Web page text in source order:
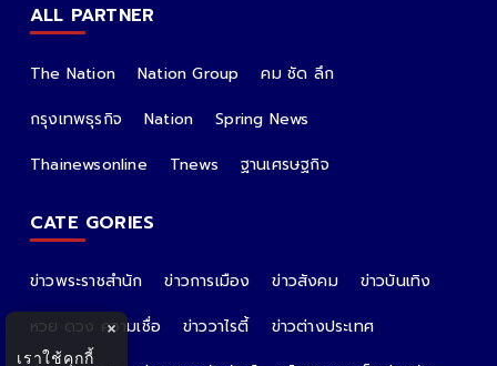
ALL PARTNER
The Nation Nation Group
คม ชัด ลึก
กรุงเทพธุรกิจ
Nation
Spring News
Thainewsonline
Tnews ฐานเศรษฐกิจ
CATE GORIES
ข่าวพระราชสำนัก ข่าวการเมือง ข่าวสังคม
ข่าวบันเทิง
หวย ดวง ความเชื่อ
ข่าววาไรตี้
ข่าวต่างประเทศ
×
เราใช้คุกกี้